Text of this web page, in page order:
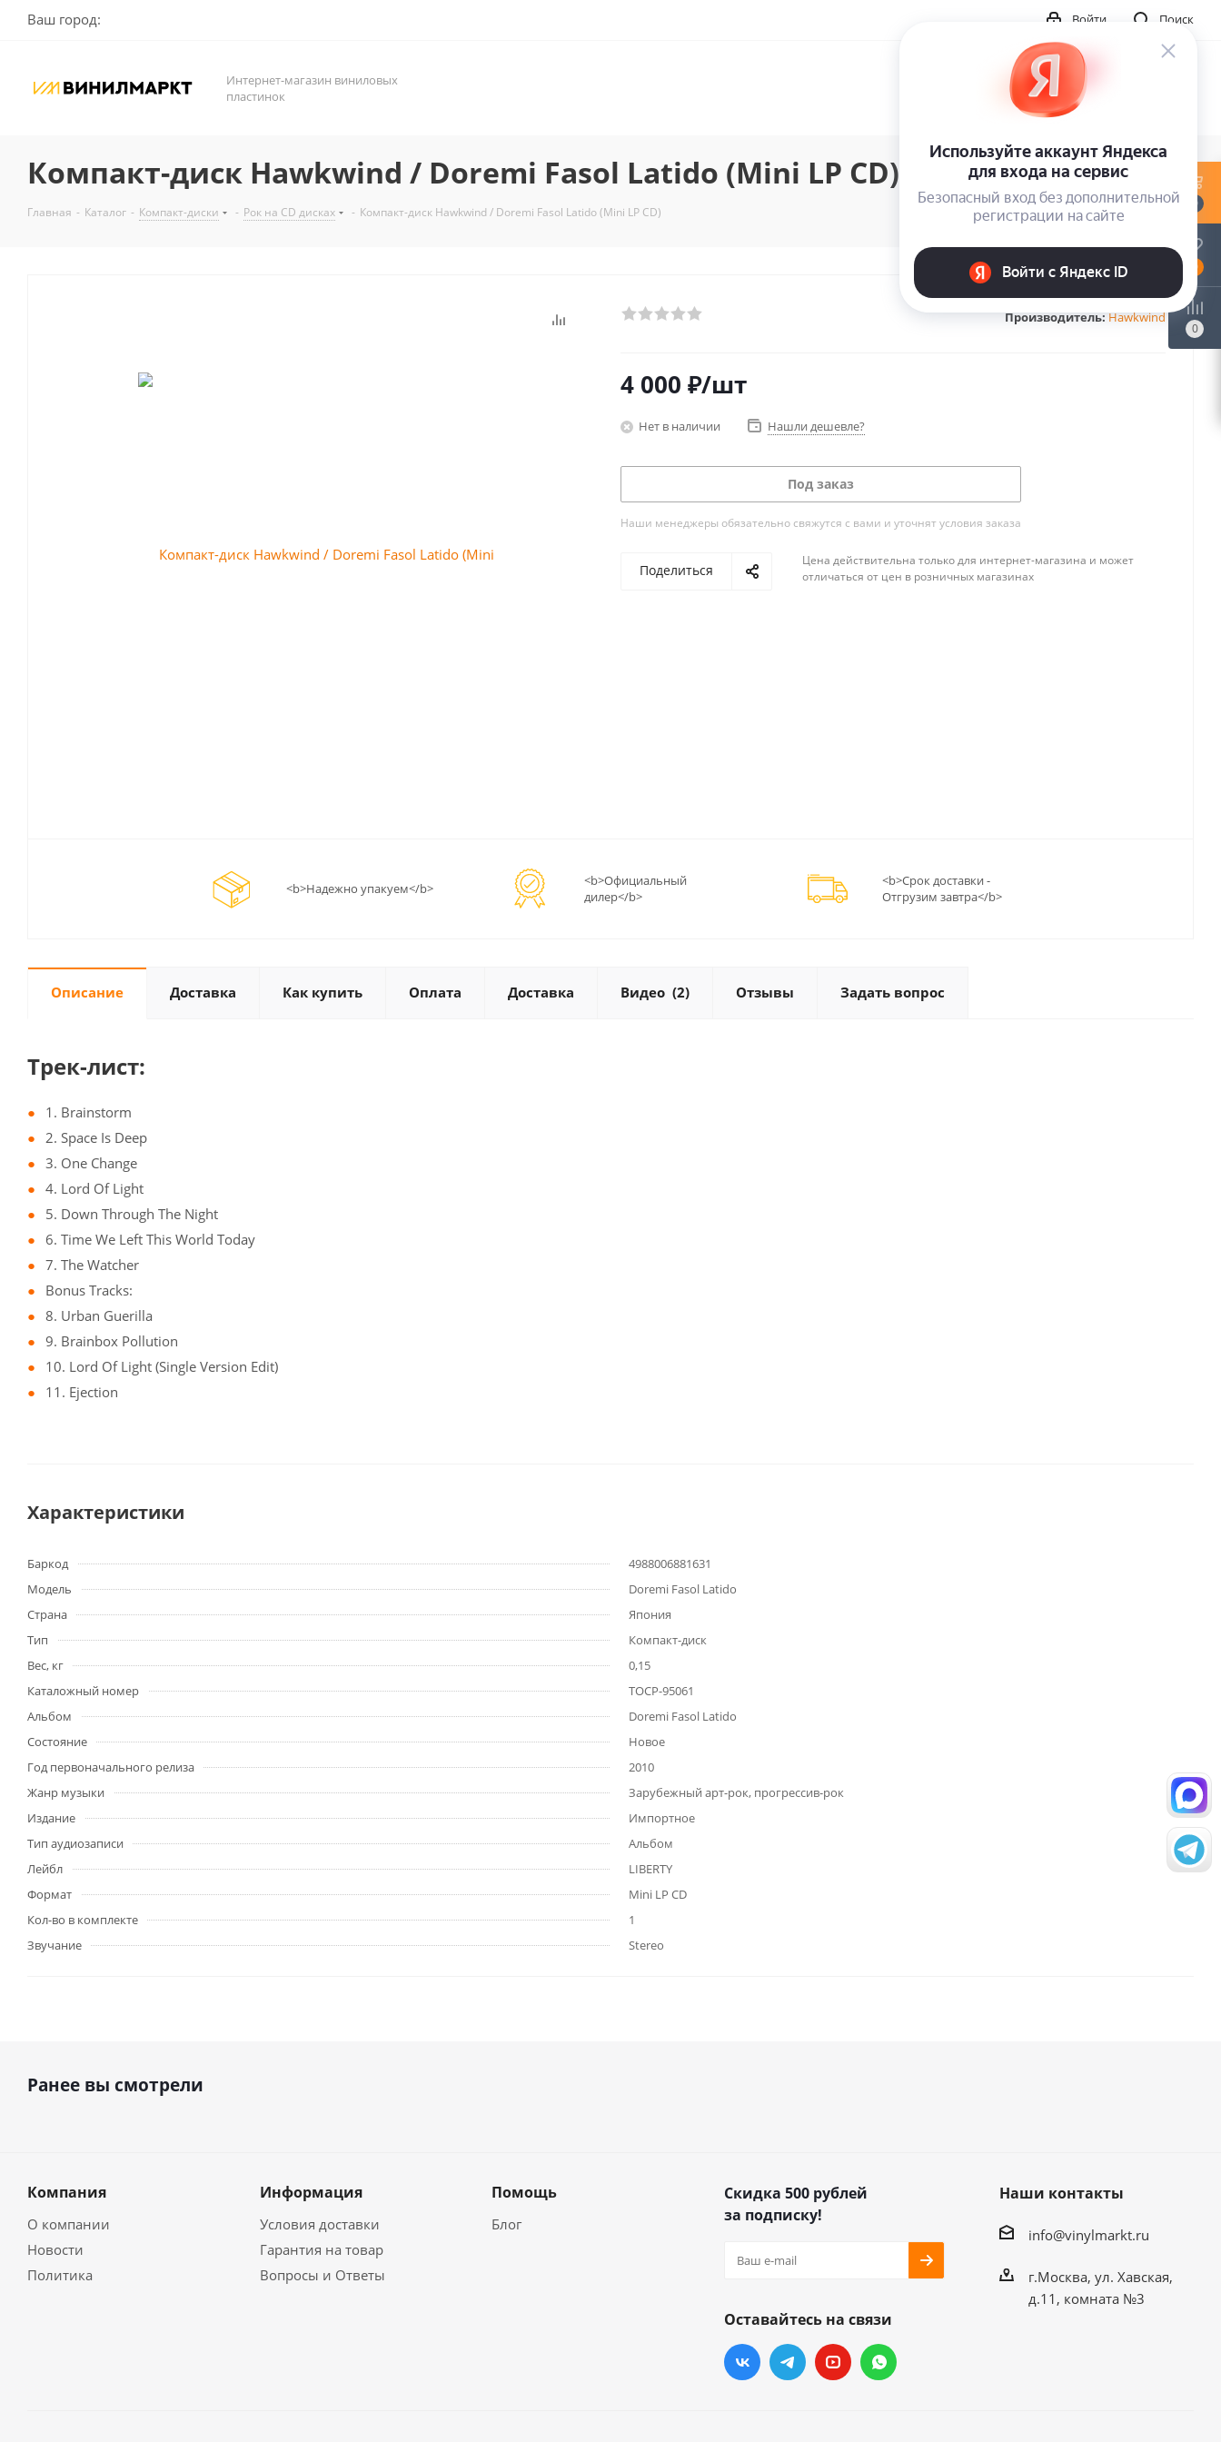
Ваш город: Поиск
Войти
Интернет-магазин виниловых
пластинок
Компакт-диск Hawkwind / Doremi Fasol Latido (Mini LP CD)
Главная - Каталог - Компакт-диски - Рок на CD дисках - Компакт-диск Hawkwind / Doremi Fasol Latido (Mini LP CD)
Производитель:Hawkwind
4 000 ₽/шт
Нет в наличии Нашли дешевле?
Под заказ
Наши менеджеры обязательно свяжутся с вами и уточнят условия заказа
Поделиться
Цена действительна только для интернет-магазина и может
отличаться от цен в розничных магазинах
<b>Надежно упакуем</b>
<b>Официальный
дилер</b>
<b>Срок доставки -
Отгрузим завтра</b>
Описание Доставка Как купить Оплата Доставка Видео (2) Отзывы Задать вопрос
Трек-лист:
1. Brainstorm
2. Space Is Deep
3. One Change
4. Lord Of Light
5. Down Through The Night
6. Time We Left This World Today
7. The Watcher
Bonus Tracks:
8. Urban Guerilla
9. Brainbox Pollution
10. Lord Of Light (Single Version Edit)
11. Ejection
Характеристики
Баркод
4988006881631
Модель
Doremi Fasol Latido
Страна
Япония
Тип
Компакт-диск
Вес, кг
0,15
Каталожный номер
TOCP-95061
Альбом
Doremi Fasol Latido
Состояние
Новое
Год первоначального релиза
2010
Жанр музыки
Зарубежный арт-рок, прогрессив-рок
Издание
Импортное
Тип аудиозаписи
Альбом
Лейбл
LIBERTY
Формат
Mini LP CD
Кол-во в комплекте
1
Звучание
Stereo
Ранее вы смотрели
Компания
О компании
Новости
Политика
Информация
Условия доставки
Гарантия на товар
Вопросы и Ответы
Помощь
Блог
Скидка 500 рублей
за подписку!
Оставайтесь на связи
Наши контакты
info@vinylmarkt.ru
г.Москва, ул. Хавская,
д.11, комната №3
0
0
0